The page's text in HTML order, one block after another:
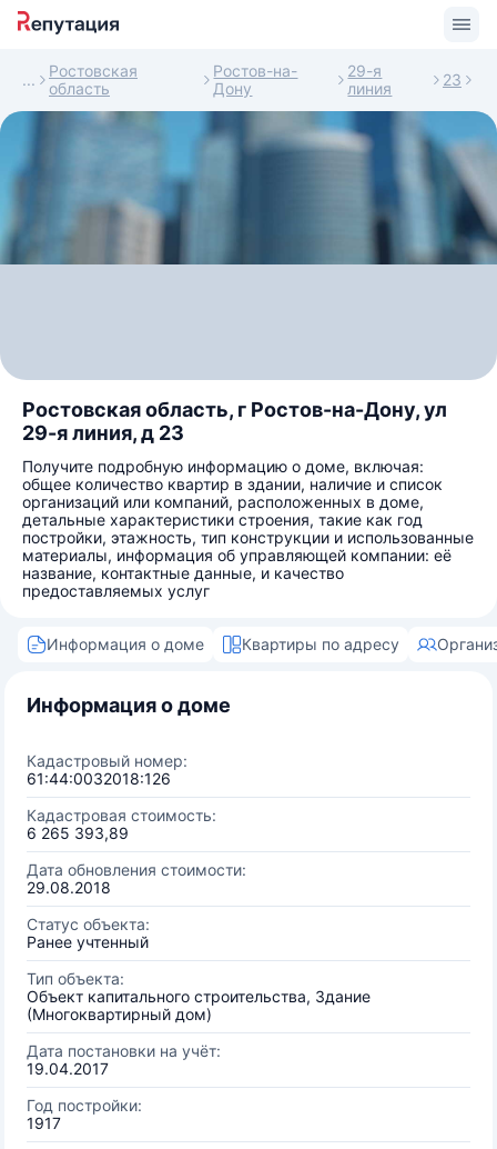
Ростовская
область
Ростов-на-
Дону
29-я
линия
23
Ростовская область, г Ростов-на-Дону, ул
29-я линия, д 23
Получите подробную информацию о доме, включая:
общее количество квартир в здании, наличие и список
организаций или компаний, расположенных в доме,
детальные характеристики строения, такие как год
постройки, этажность, тип конструкции и использованные
материалы, информация об управляющей компании: её
название, контактные данные, и качество
предоставляемых услуг
Информация о доме Квартиры по адресу
Информация о доме
Кадастровый номер:
61:44:0032018:126
Кадастровая стоимость:
6 265 393,89
Дата обновления стоимости:
29.08.2018
Статус объекта:
Ранее учтенный
Тип объекта:
Объект капитального строительства, Здание
(Многоквартирный дом)
Дата постановки на учёт:
19.04.2017
Год постройки:
1917